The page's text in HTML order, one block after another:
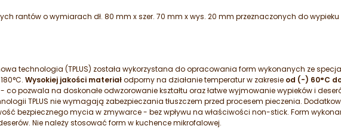
rantów o wymiarach dł. 80 mm x szer. 70 mm x wys. 20 mm przeznaczonych do
technologia (TPLUS) została wykorzystana do opracowania form wykonanych ze
Wysokiej jakości materiałodporny na działanie temperatur w zakresie od (-) 60°C
- co pozwala na doskonałe odwzorowanie kształtu oraz łatwe wyjmowanie wypieków i
TPLUS nie wymagają zabezpieczania tłuszczem przed procesem pieczenia.
bezpiecznego mycia w zmywarce - bez wpływu na właściwości non-stick. Form
Nie należy stosować form w kuchence mikrofalowej.